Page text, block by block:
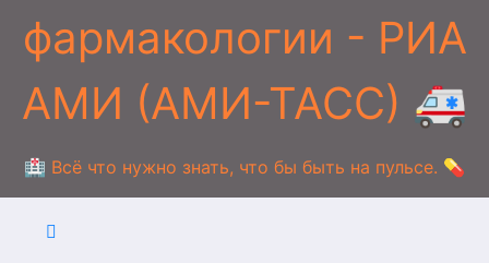
фармакологии - РИА
АМИ (АМИ-ТАСС) 🚑
🏥 Всё что нужно знать, что бы быть на пульсе. 💊